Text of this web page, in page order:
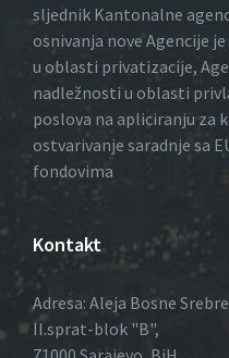
sljednik Kantonalne
osnivanja nove Agencije
u oblasti privatizacije,
nadležnosti u oblasti
poslova na apliciranju za
ostvarivanje saradnje sa
fondovima
Kontakt
Adresa: Aleja Bosne
II.sprat-blok "B",